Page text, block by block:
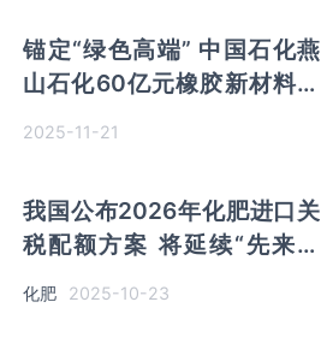
锚定“绿色高端” 中国石化燕
山石化60亿元橡胶新材料项
2025-11-21
我国公布2026年化肥进口关
税配额方案 将延续“先来先
1365万吨
化肥 2025-10-23